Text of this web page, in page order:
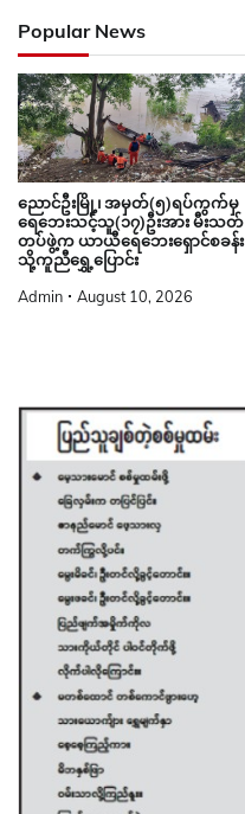
Popular News
ညောင်ဦးမြို့၊ အမှတ်(၅)ရပ်ကွက်မှ
ရေဘေးသင့်သူ(၁၇)ဦးအား မီးသတ်
တပ်ဖွဲ့က ယာယီရေဘေးရှောင်စခန်း
သို့ကူညီရွှေ့ပြောင်း
Admin August 10, 2026